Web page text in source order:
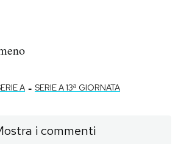
A - SERIE A 13ª GIORNATA
i commenti